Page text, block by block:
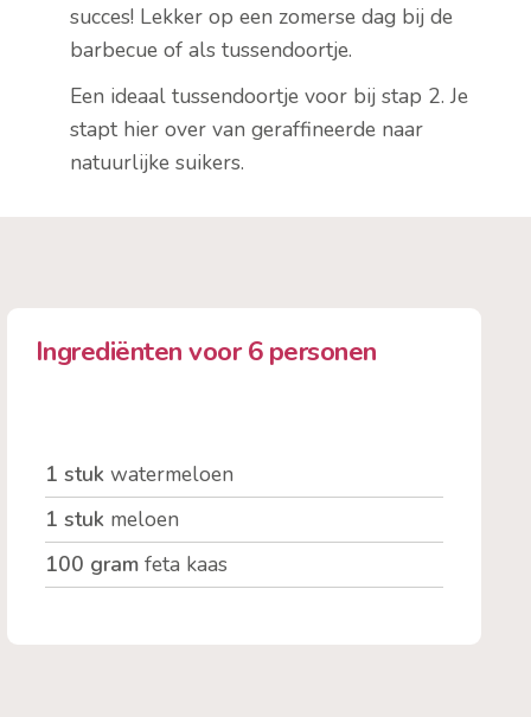
succes! Lekker op een zomerse dag bij de
barbecue of als tussendoortje.
Een ideaal tussendoortje voor bij stap 2. Je
stapt hier over van geraffineerde naar
natuurlijke suikers.
Ingrediënten voor 6 personen
1 stuk watermeloen
1 stuk meloen
100 gram feta kaas